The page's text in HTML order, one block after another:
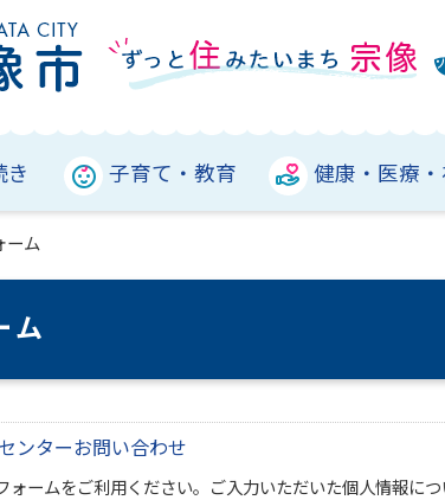
き 子育て・教育 健康・医療
ーム
ム
ンターお問い合わせ
ォームをご利用ください。ご入力いただいた個人情報に